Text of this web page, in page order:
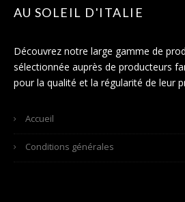
AU SOLEIL D'ITALIE
Découvrez notre large gamme de
sélectionnée auprès de producteurs
pour la qualité et la régularité de leur
Accueil
Conditions générales